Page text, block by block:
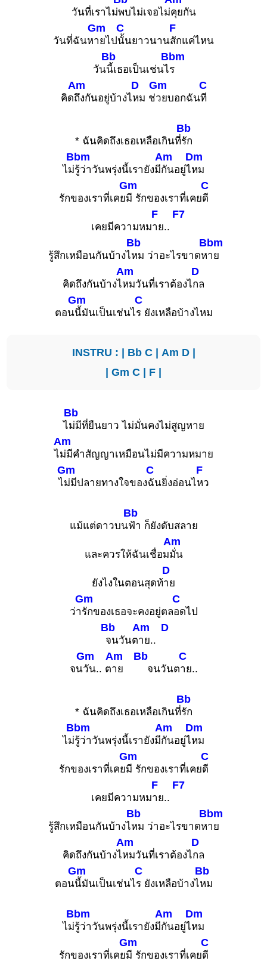
วันที่เราไม่พบไม่เจอไม่คุยกัน
วันที่ฉันห
Gm
ายไป
C
นั้นยาวนาน
F
สักแค่ไหน
วัน
Bb
นี้เธอเป็นเช่นไ
Bbm
ร
คิด
Am
ถึงกันอยู่บ้างไ
D
หม ช่
Gm
วยบอกฉัน
C
ที
* ฉันคิดถึงเธอเหลือเกินที่
Bb
รัก
ไม่
Bbm
รู้ว่าวันพรุ่งนี้เรายังมี
Am
กันอยู่ไ
Dm
หม
รักของเราที่เคย
Gm
มี รักของเราที่เคย
C
ดี
เคยมีความหม
F
าย..
F7
รู้สึกเหมือนกันบ้างไ
Bb
หม ว่าอะไรขาดห
Bbm
าย
คิดถึงกันบ้างไ
Am
หมวันที่เราต้องไ
D
กล
ตอน
Gm
นี้มันเป็นเช่นไ
C
ร ยังเหลือบ้างไหม
INSTRU : | Bb C| Am D|
| Gm C | F |
ไ
Bb
ม่มีที่ยืนยาว ไม่มั่นคงไม่สูญหาย
ไ
Am
ม่มีคำสัญญาเหมือนไม่มีความหมาย
ไ
Gm
ม่มีปลายทางใจของ
C
ฉันยิ่งอ่อนไ
F
หว
แม้แต่ดาวบน
Bb
ฟ้า ก็ยังดับสลาย
และควรให้ฉันเชื่อม
Am
มั่น
ยังไงในตอนสุดท้
D
าย
ว่า
Gm
รักของเธอจะคงอยู่ตล
C
อดไป
Bb
จนวันต
Am
าย..
D
จน
Gm
วัน.. ต
Am
าย
Bb
จนวันต
C
าย..
* ฉันคิดถึงเธอเหลือเกินที่
Bb
รัก
ไม่
Bbm
รู้ว่าวันพรุ่งนี้เรายังมี
Am
กันอยู่ไ
Dm
หม
รักของเราที่เคย
Gm
มี รักของเราที่เคย
C
ดี
เคยมีความหม
F
าย..
F7
รู้สึกเหมือนกันบ้างไ
Bb
หม ว่าอะไรขาดห
Bbm
าย
คิดถึงกันบ้างไ
Am
หมวันที่เราต้องไ
D
กล
ตอน
Gm
นี้มันเป็นเช่นไ
C
ร ยังเหลือบ้างไ
Bb
หม
ไม่
Bbm
รู้ว่าวันพรุ่งนี้เรายังมี
Am
กันอยู่ไ
Dm
หม
รักของเราที่เคย
Gm
มี รักของเราที่เคย
C
ดี